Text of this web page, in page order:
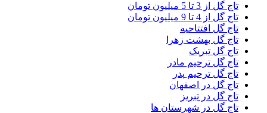
تاج گل از 3 تا 5 میلیون تومان
تاج گل از 4 تا 9 میلیون تومان
تاج گل افتتاحیه
تاج گل بهشت زهرا
تاج گل تبریک
تاج گل ترحیم مادر
تاج گل ترحیم پدر
تاج گل در اصفهان
تاج گل در تبریز
تاج گل در شهرستان ها